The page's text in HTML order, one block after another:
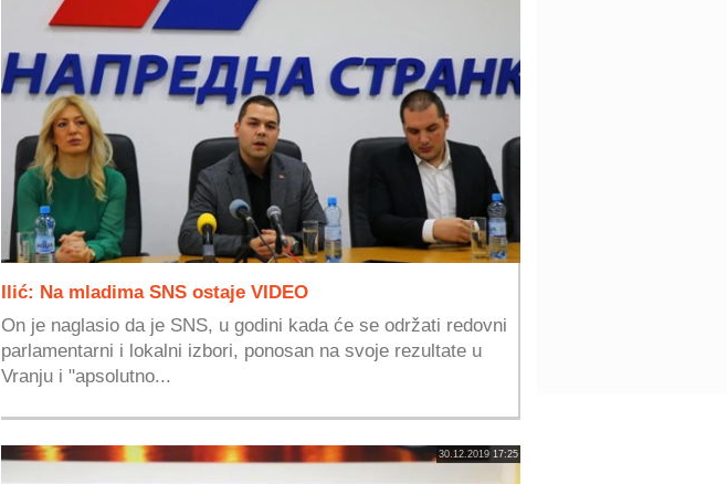
Ilić: Na mladima SNS ostaje VIDEO
On je naglasio da je SNS, u godini kada će se održati redovni
parlamentarni i lokalni izbori, ponosan na svoje rezultate u
Vranju i "apsolutno...
30.12.2019 17:25